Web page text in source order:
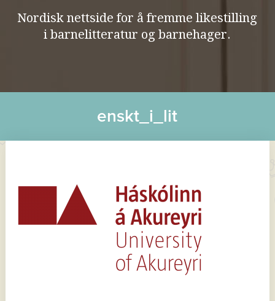
Nordisk nettside for å fremme likestilling
i barnelitteratur og barnehager.
enskt_i_lit